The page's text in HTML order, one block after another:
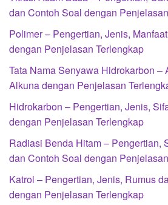
dan Contoh Soal dengan
Polimer – Pengertian, Jenis,
dengan Penjelasan Terlengkap
Tata Nama Senyawa Hidrokarbon –
Alkuna dengan Penjelasan
Hidrokarbon – Pengertian, Jenis,
dengan Penjelasan Terlengkap
Radiasi Benda Hitam – Pengertian,
dan Contoh Soal dengan
Katrol – Pengertian, Jenis, Rumus
dengan Penjelasan Terlengkap